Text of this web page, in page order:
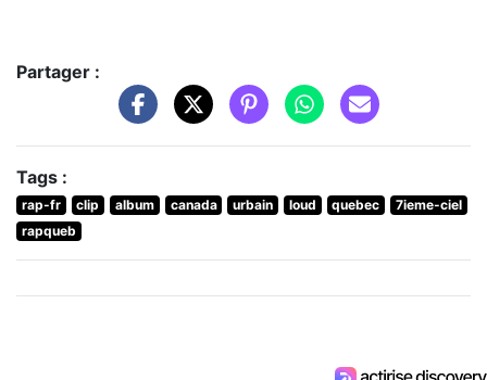
Partager :
Tags :
rap-fr clip album canada urbain loud quebec
7ieme-ciel
rapqueb